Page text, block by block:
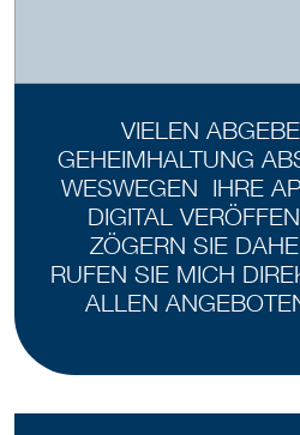
VIELEN
GEHEIMHALTUNG
WESWEGEN IHRE
DIGITAL
ZÖGERN SIE
RUFEN SIE MICH
ALLEN